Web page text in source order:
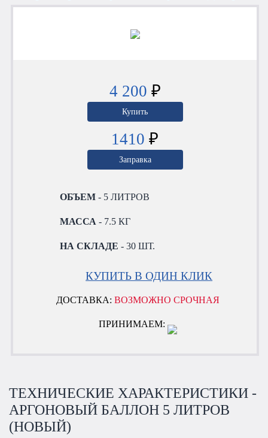
4 200 ₽
Купить
1410 ₽
Заправка
ОБЪЕМ - 5 ЛИТРОВ
МАССА - 7.5 КГ
НА СКЛАДЕ - 30 ШТ.
КУПИТЬ В ОДИН КЛИК
ДОСТАВКА:ВОЗМОЖНО СРОЧНАЯ
ПРИНИМАЕМ:
ТЕХНИЧЕСКИЕ ХАРАКТЕРИСТИКИ -
АРГОНОВЫЙ БАЛЛОН 5 ЛИТРОВ
(НОВЫЙ)